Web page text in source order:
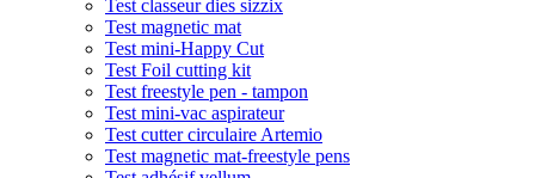
Test classeur dies sizzix
Test magnetic mat
Test mini-Happy Cut
Test Foil cutting kit
Test freestyle pen - tampon
Test mini-vac aspirateur
Test cutter circulaire Artemio
Test magnetic mat-freestyle pens